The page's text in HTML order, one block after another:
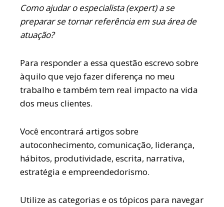
Como ajudar o especialista (expert) a se
preparar se tornar referência em sua área de
atuação?
Para responder a essa questão escrevo sobre
àquilo que vejo fazer diferença no meu
trabalho e também tem real impacto na vida
dos meus clientes.
Você encontrará artigos sobre
autoconhecimento, comunicação, liderança,
hábitos, produtividade, escrita, narrativa,
estratégia e empreendedorismo.
Utilize as categorias e os tópicos para navegar